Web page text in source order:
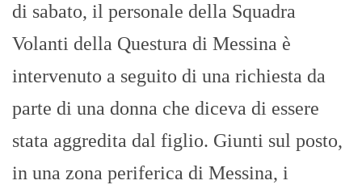
di sabato, il personale della Squadra
Volanti della Questura di Messina è
intervenuto a seguito di una richiesta da
parte di una donna che diceva di essere
stata aggredita dal figlio. Giunti sul posto,
in una zona periferica di Messina, i